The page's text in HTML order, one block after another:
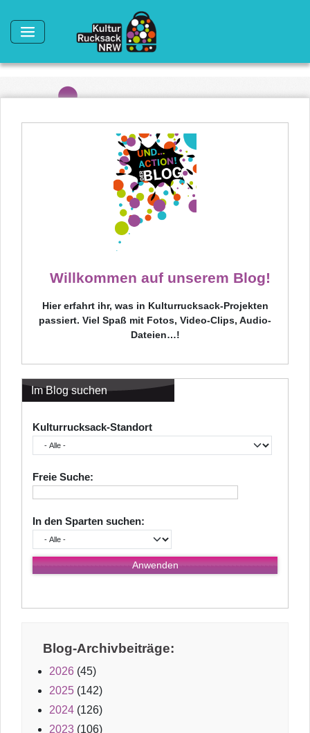
Willkommen auf unserem Blog!
Hier erfahrt ihr, was in Kulturrucksack-Projekten
passiert. Viel Spaß mit Fotos, Video-Clips, Audio-
Dateien…!
Im Blog suchen
Kulturrucksack-Standort
Freie Suche:
In den Sparten suchen:
Blog-Archivbeiträge:
2026 (45)
2025 (142)
2024 (126)
2023 (106)